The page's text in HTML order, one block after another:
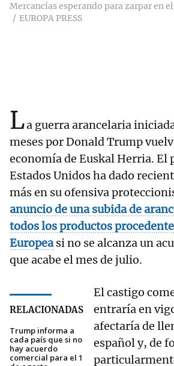
Mercancías esperando para zarpar en
EUROPA PRESS
La guerra arancelaria
meses por Donald Trump
economía de Euskal Herria. El
Estados Unidos ha dado
más en su ofensiva
anuncio de una subida de
todos los productos
Europeasi no se alcanza un
que acabe el mes de julio.
RELACIONADAS
Trump informa a
cada país que si no
hay acuerdo
comercial para el 1
El castigo
entraría en
afectaría de
español y, de